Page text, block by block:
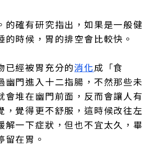
的確有研究指出，如果是一般健
的時候，胃的排空會比較快。
已經被胃充分的消化成「食
幽門進入十二指腸，不然那些未
會堆在幽門前面，反而會讓人有
，覺得更不舒服，這時候改往左
解一下症狀，但也不宜太久，畢
留在胃。